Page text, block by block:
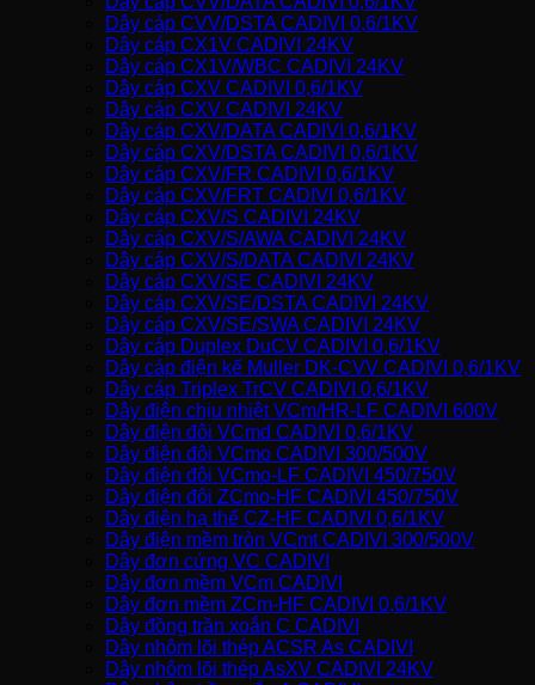
Dây cáp CVV/DSTA CADIVI 0,6/1KV
Dây cáp CX1V CADIVI 24KV
Dây cáp CX1V/WBC CADIVI 24KV
Dây cáp CXV CADIVI 0,6/1KV
Dây cáp CXV CADIVI 24KV
Dây cáp CXV/DATA CADIVI 0,6/1KV
Dây cáp CXV/DSTA CADIVI 0,6/1KV
Dây cáp CXV/FR CADIVI 0,6/1KV
Dây cáp CXV/FRT CADIVI 0,6/1KV
Dây cáp CXV/S CADIVI 24KV
Dây cáp CXV/S/AWA CADIVI 24KV
Dây cáp CXV/S/DATA CADIVI 24KV
Dây cáp CXV/SE CADIVI 24KV
Dây cáp CXV/SE/DSTA CADIVI 24KV
Dây cáp CXV/SE/SWA CADIVI 24KV
Dây cáp Duplex DuCV CADIVI 0,6/1KV
Dây cáp điện kế Muller DK-CVV CADIVI 0,6/1KV
Dây cáp Triplex TrCV CADIVI 0,6/1KV
Dây điện chịu nhiệt VCm/HR-LF CADIVI 600V
Dây điện đôi VCmd CADIVI 0,6/1KV
Dây điện đôi VCmo CADIVI 300/500V
Dây điện đôi VCmo-LF CADIVI 450/750V
Dây điện đôi ZCmo-HF CADIVI 450/750V
Dây điện hạ thế CZ-HF CADIVI 0,6/1KV
Dây điện mềm tròn VCmt CADIVI 300/500V
Dây đơn cứng VC CADIVI
Dây đơn mềm VCm CADIVI
Dây đơn mềm ZCm-HF CADIVI 0,6/1KV
Dây đồng trần xoắn C CADIVI
Dây nhôm lõi thép ACSR As CADIVI
Dây nhôm lõi thép AsXV CADIVI 24KV